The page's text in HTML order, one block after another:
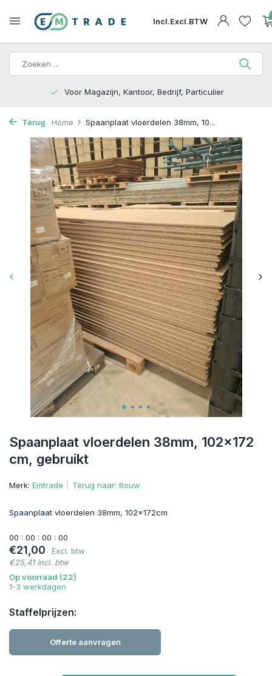
Incl.Excl.BTW
15.000m2 op Voorraad | Bezorgen of Afhalen
Terug Home Spaanplaat vloerdelen 38mm, 10...
Spaanplaat vloerdelen 38mm, 102x172
cm, gebruikt
Merk: Emtrade Terug naar: Bouw
Spaanplaat vloerdelen 38mm, 102x172cm
00 : 00 : 00 : 00
€21,00
Excl. btw
€25,41 incl. btw
Op voorraad (22)
1-3 werkdagen
Staffelprijzen:
Offerte aanvragen